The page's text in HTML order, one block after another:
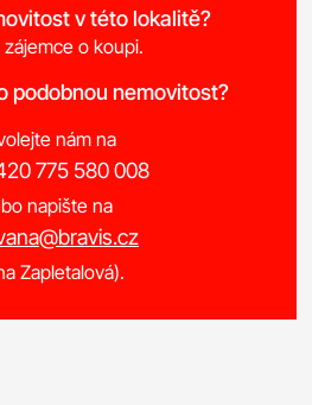
v této lokalitě?
o koupi.
podobnou nemovitost?
nám na
775 580 008
napište na
Zapletalová).